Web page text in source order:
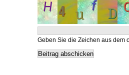
Geben Sie die Zeichen aus dem